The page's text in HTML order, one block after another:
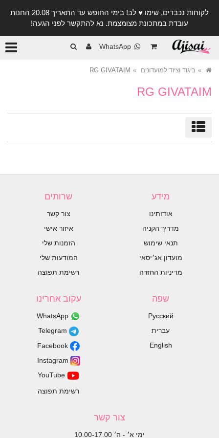
לקוחות נכבדים, שימו ♥️ לב! בימי החופש עד התאריך 20.08 החנות
עובדת במתכונת מצומצמת. נא להתקשר לפני הגעה!
WhatsApp
ביגוד וציוד למועדונים RG GIVATAIM
RG GIVATAIM
מיון/סינון
מידע
אודותינו
מדריך הקניה
תנאי שימוש
מועדון אג׳יסאי
מדיניות החזרה
שרותים
צור קשר
איזור אישי
הזמנות שלי
המודעות שלי
רשימת תפוצה
שפה
Русский
עברית
English
עקוב אחרינו
רשימת תפוצה
צור קשר
ימי א׳ - ה׳ 10.00-17.00